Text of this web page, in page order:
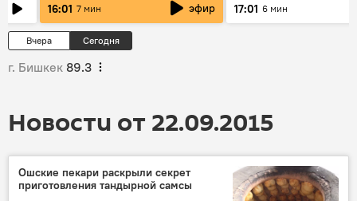
16:01 7 мин эфир 17:01 6 мин
Вчера Сегодня
г. Бишкек 89.3
Новости от 22.09.2015
Ошские пекари раскрыли секрет
приготовления тандырной самсы